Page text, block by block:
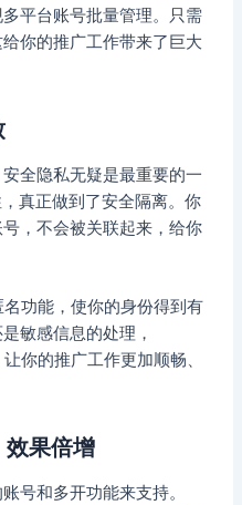
平台账号批量管理。只需
你的推广工作带来了巨大
全隐私无疑是最重要的一
真正做到了安全隔离。你
，不会被关联起来，给你
功能，使你的身份得到有
敏感信息的处理，
你的推广工作更加顺畅、
果倍增
号和多开功能来支持。